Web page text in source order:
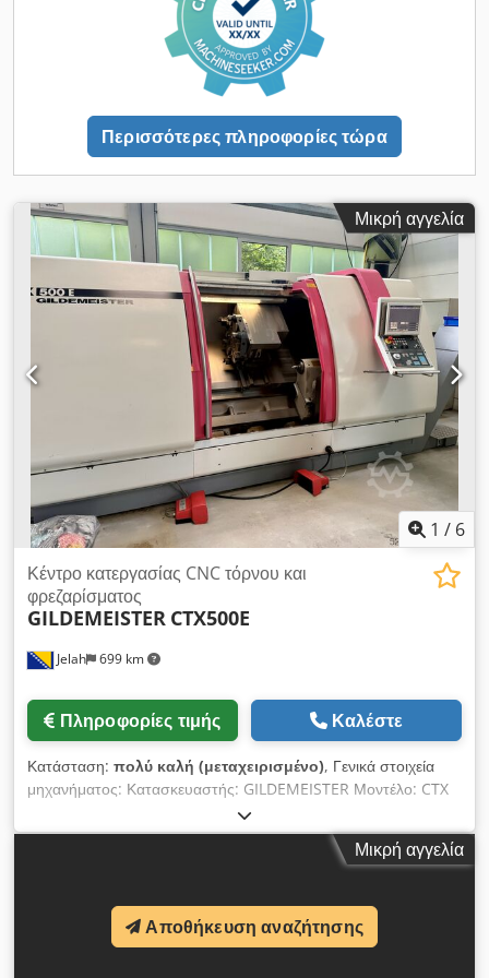
τουρετών εργαλείων: 1 Αριθμός θέσεων εργαλείων: 12
Υποδοχή εργαλείων: VDI 40 Ηλεκτρικά χαρακτηριστικά
Συνολική απαιτούμενη ισχύς: περίπου 45 kW Διαστάσεις και
βάρος μηχανήματος Διαστάσεις μηχανήματος (Μ × Π × Υ):
περίπου 4.500 × 2.500 × 2.300 mm Βάρος μηχανήματος:
περίπου 4.700 kg
Περισσότερες πληροφορίες τώρα
Μικρή αγγελία
1 / 6
Jelah 699 km
Κέντρο κατεργασίας CNC τόρνου και
φρεζαρίσματος
GILDEMEISTER CTX500E
Πληροφορίες τιμής Καλέστε
Κατάσταση: πολύ καλή (μεταχειρισμένο), Γενικά στοιχεία
μηχανήματος: Κατασκευαστής: GILDEMEISTER Μοντέλο: CTX
500 E Τύπος μηχανήματος: CNC τόρνος / CNC τόρνος με
κεκλιμένο τραπέζι Έτος κατασκευής: 1998 Χώρα κατασκευής:
Γερμανία Σύστημα ελέγχου: HEIDENHAIN CNC Pilot Περιοχή
Μέγιστο μήκος τορνεύματος: περίπου 1.000 mm Διάμετρος
περιστροφής πάνω από το κρεβάτι του μηχανήματος: περίπου
680 mm Διάμετρος περιστροφής πάνω από το οριζόντιο
Μικρή αγγελία
Αποθήκευση αναζήτησης